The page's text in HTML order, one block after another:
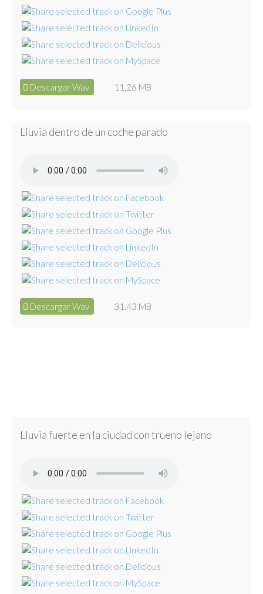
Descargar Wav 11.26 MB
Lluvia dentro de un coche parado
Descargar Wav 31.43 MB
Lluvia fuerte en la ciudad con trueno lejano